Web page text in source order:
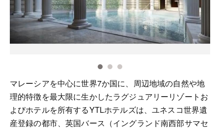
マレーシアを中心に世界7か国に、周辺地域の自然や地
理的特徴を最大限に生かしたラグジュアリーリゾートお
よびホテルを所有するYTLホテルズは、ユネスコ世界遺
産登録の都市、英国バース（イングランド南西部サマセ